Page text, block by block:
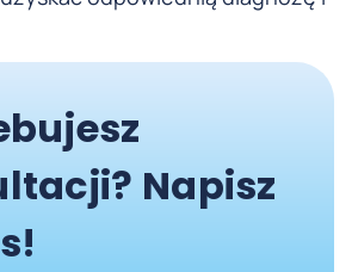
Napisz